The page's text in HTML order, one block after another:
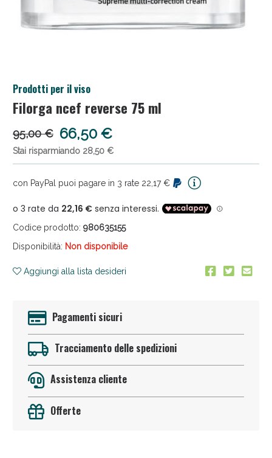
Prodotti per il viso
Filorga ncef reverse 75 ml
95,00 € 66,50 €
Stai risparmiando 28,50 €
con PayPal puoi pagare in 3 rate 22,17 €
Codice prodotto: 980635155
Disponibilità: Non disponibile
Aggiungi alla lista desideri
Pagamenti sicuri
Tracciamento delle spedizioni
Assistenza cliente
Offerte
Salini e Multivitaminici: oggi Sconto extra fino al